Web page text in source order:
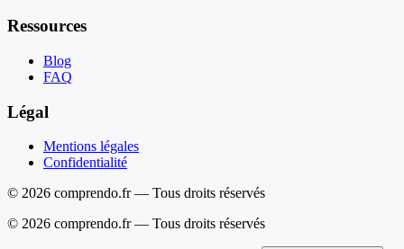
Ressources
Blog
FAQ
Légal
Mentions légales
Confidentialité
© 2026 comprendo.fr — Tous droits réservés
© 2026 comprendo.fr — Tous droits réservés